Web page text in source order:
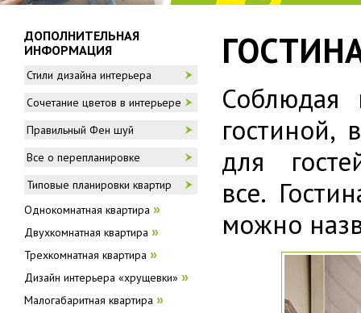
Соблюдая
для
все.
можно
ДОПОЛНИТЕЛЬНАЯ
ИНФОРМАЦИЯ
Стили дизайна интерьера
Сочетание цветов в интерьере
Правильный Фен шуй
Все о перепланировке
Типовые планировки квартир
Однокомнатная квартира »
Двухкомнатная квартира »
Трехкомнатная квартира »
Дизайн интерьера «хрущевки» »
Малогабаритная квартира »